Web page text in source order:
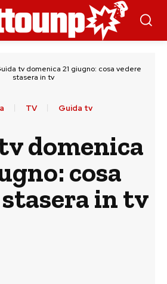
tv domenica 21 giugno: cosa vedere
stasera in tv
TV Guida tv
domenica
cosa
in tv